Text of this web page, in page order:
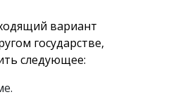
вариант
государстве,
следующее: